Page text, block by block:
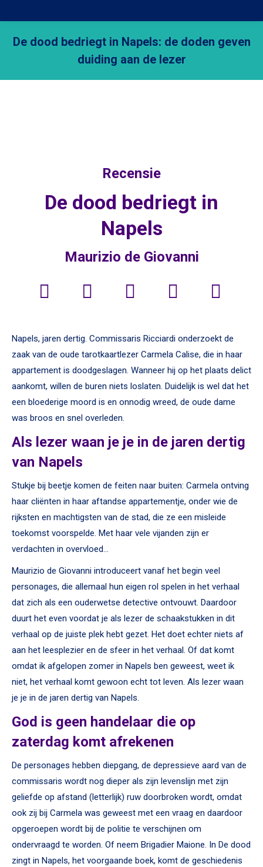
De dood bedriegt in Napels: de doden geven
duiding aan de lezer
Recensie
De dood bedriegt in
Napels
Maurizio de Giovanni
Napels, jaren dertig. Commissaris Ricciardi onderzoekt de
zaak van de oude tarotkaartlezer Carmela Calise, die in haar
appartement is doodgeslagen. Wanneer hij op het plaats delict
aankomt, willen de buren niets loslaten. Duidelijk is wel dat het
een bloederige moord is en onnodig wreed, de oude dame
was broos en snel overleden.
Als lezer waan je je in de jaren dertig
van Napels
Stukje bij beetje komen de feiten naar buiten: Carmela ontving
haar cliënten in haar aftandse appartementje, onder wie de
rijksten en machtigsten van de stad, die ze een misleide
toekomst voorspelde. Met haar vele vijanden zijn er
verdachten in overvloed…
Maurizio de Giovanni introduceert vanaf het begin veel
personages, die allemaal hun eigen rol spelen in het verhaal
dat zich als een ouderwetse detective ontvouwt. Daardoor
duurt het even voordat je als lezer de schaakstukken in dit
verhaal op de juiste plek hebt gezet. Het doet echter niets af
aan het leesplezier en de sfeer in het verhaal. Of dat komt
omdat ik afgelopen zomer in Napels ben geweest, weet ik
niet, het verhaal komt gewoon echt tot leven. Als lezer waan
je je in de jaren dertig van Napels.
God is geen handelaar die op
zaterdag komt afrekenen
De personages hebben diepgang, de depressieve aard van de
commissaris wordt nog dieper als zijn levenslijn met zijn
geliefde op afstand (letterlijk) ruw doorbroken wordt, omdat
ook zij bij Carmela was geweest met een vraag en daardoor
opgeroepen wordt bij de politie te verschijnen om
ondervraagd te worden. Of neem Brigadier Maione. In De dood
zingt in Napels, het voorgaande boek, komt de geschiedenis